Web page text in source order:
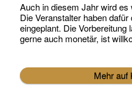
Auch in diesem Jahr wird es
Die Veranstalter haben
eingeplant. Die Vorbereitung
gerne auch monetär, ist
Mehr auf